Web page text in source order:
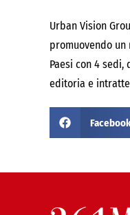
Urban Vision
promuovendo
Paesi con 4
editoria e